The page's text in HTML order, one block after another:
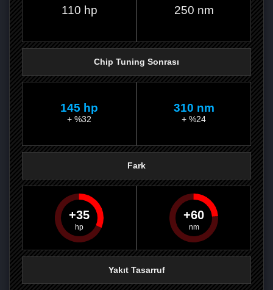
PAYLAŞPAYLAŞPLUS'TA
110 hp 250 nm
Chip Tuning Sonrası
145 hp
+ %32
310 nm
+ %24
Fark
35 60
Yakıt Tasarruf